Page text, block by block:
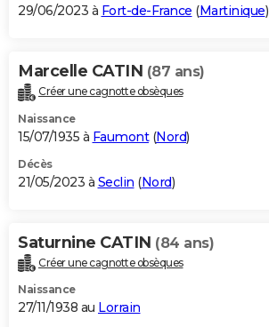
29/06/2023 à Fort-de-France (Martinique)
Marcelle CATIN (87 ans)
Créer une cagnotte obsèques
Naissance
15/07/1935 à Faumont(Nord)
Décès
21/05/2023 à Seclin (Nord)
Saturnine CATIN (84 ans)
Créer une cagnotte obsèques
Naissance
27/11/1938 au Lorrain